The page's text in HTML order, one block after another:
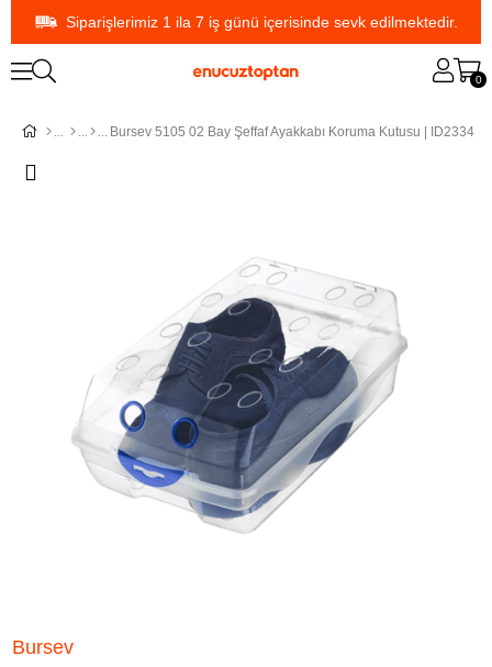
Siparişlerimiz 1 ila 7 iş günü içerisinde sevk edilmektedir.
0
Bursev 5105 02 Bay Şeffaf Ayakkabı Koruma Kutusu | ID2334
Bursev